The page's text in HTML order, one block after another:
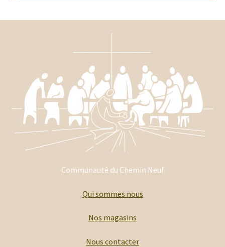
Communauté du Chemin Neuf
Qui sommes nous
Nos magasins
Nous contacter